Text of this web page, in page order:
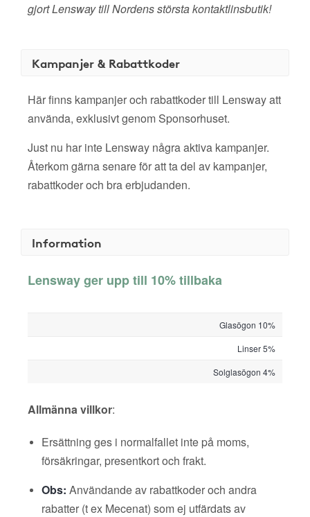
gjort Lensway till Nordens största kontaktlinsbutik!
Kampanjer & Rabattkoder
Här finns kampanjer och rabattkoder till Lensway att
använda, exklusivt genom Sponsorhuset.
Just nu har inte Lensway några aktiva kampanjer.
Återkom gärna senare för att ta del av kampanjer,
rabattkoder och bra erbjudanden.
Information
Lensway ger upp till 10% tillbaka
Glasögon 10%
Linser 5%
Solglasögon 4%
Allmänna villkor:
Ersättning ges i normalfallet inte på moms,
försäkringar, presentkort och frakt.
Obs: Användande av rabattkoder och andra
rabatter (t ex Mecenat) som ej utfärdats av